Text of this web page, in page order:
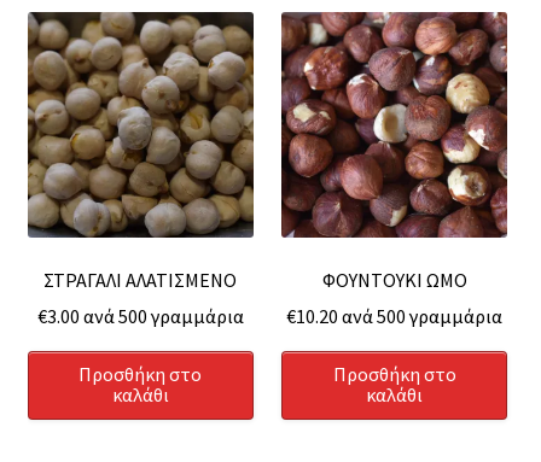
ΣΤΡΑΓΑΛΙ ΑΛΑΤΙΣΜΕΝΟ
€3.00 ανά 500 γραμμάρια
Προσθήκη στο
καλάθι
ΦΟΥΝΤΟΥΚΙ ΩΜΟ
€10.20 ανά 500 γραμμάρια
Προσθήκη στο
καλάθι